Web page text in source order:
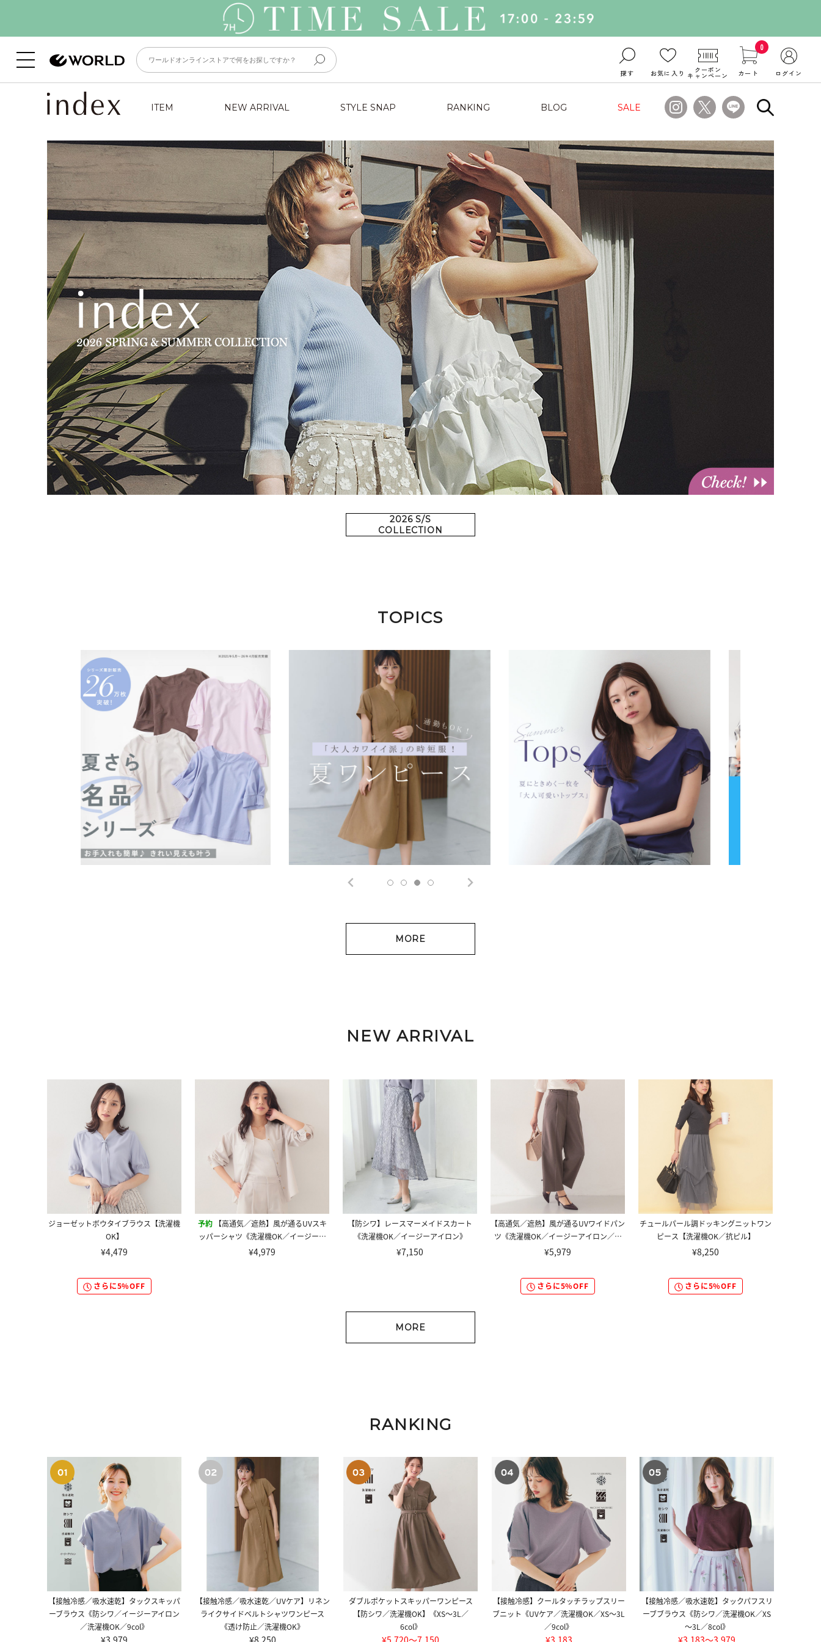
探す お気に入り クーポン
キャンペーン
0
カート ログイン
ITEM NEW ARRIVAL STYLE SNAP RANKING BLOG SALE
2026 S/S
COLLECTION
TOPICS
MORE
NEW ARRIVAL
ジョーゼットボウタイブラウス【洗濯機
OK】
¥4,479
さらに5%OFF
予約
【高通気／遮熱】風が通るUVスキ
ッパーシャツ《洗濯機OK／イージーア
イロン／防シワ》
¥4,979
【防シワ】レースマーメイドスカート
《洗濯機OK／イージーアイロン》
¥7,150
【高通気／遮熱】風が通るUVワイドパン
ツ《洗濯機OK／イージーアイロン／防
シワ》
¥5,979
さらに5%OFF
チュールパール調ドッキングニットワン
ピース【洗濯機OK／抗ピル】
¥8,250
さらに5%OFF
MORE
RANKING
【接触冷感／吸水速乾】タックスキッパ
ーブラウス《防シワ／イージーアイロン
／洗濯機OK／9col》
【接触冷感／吸水速乾／UVケア】リネン
ライクサイドベルトシャツワンピース
《透け防止／洗濯機OK》
ダブルポケットスキッパーワンピース
【防シワ／洗濯機OK】《XS～3L／
6col》
【接触冷感】クールタッチラップスリー
ブニット《UVケア／洗濯機OK／XS～3L
／9col》
【接触冷感／吸水速乾】タックパフスリ
ーブブラウス《防シワ／洗濯機OK／XS
～3L／8col》